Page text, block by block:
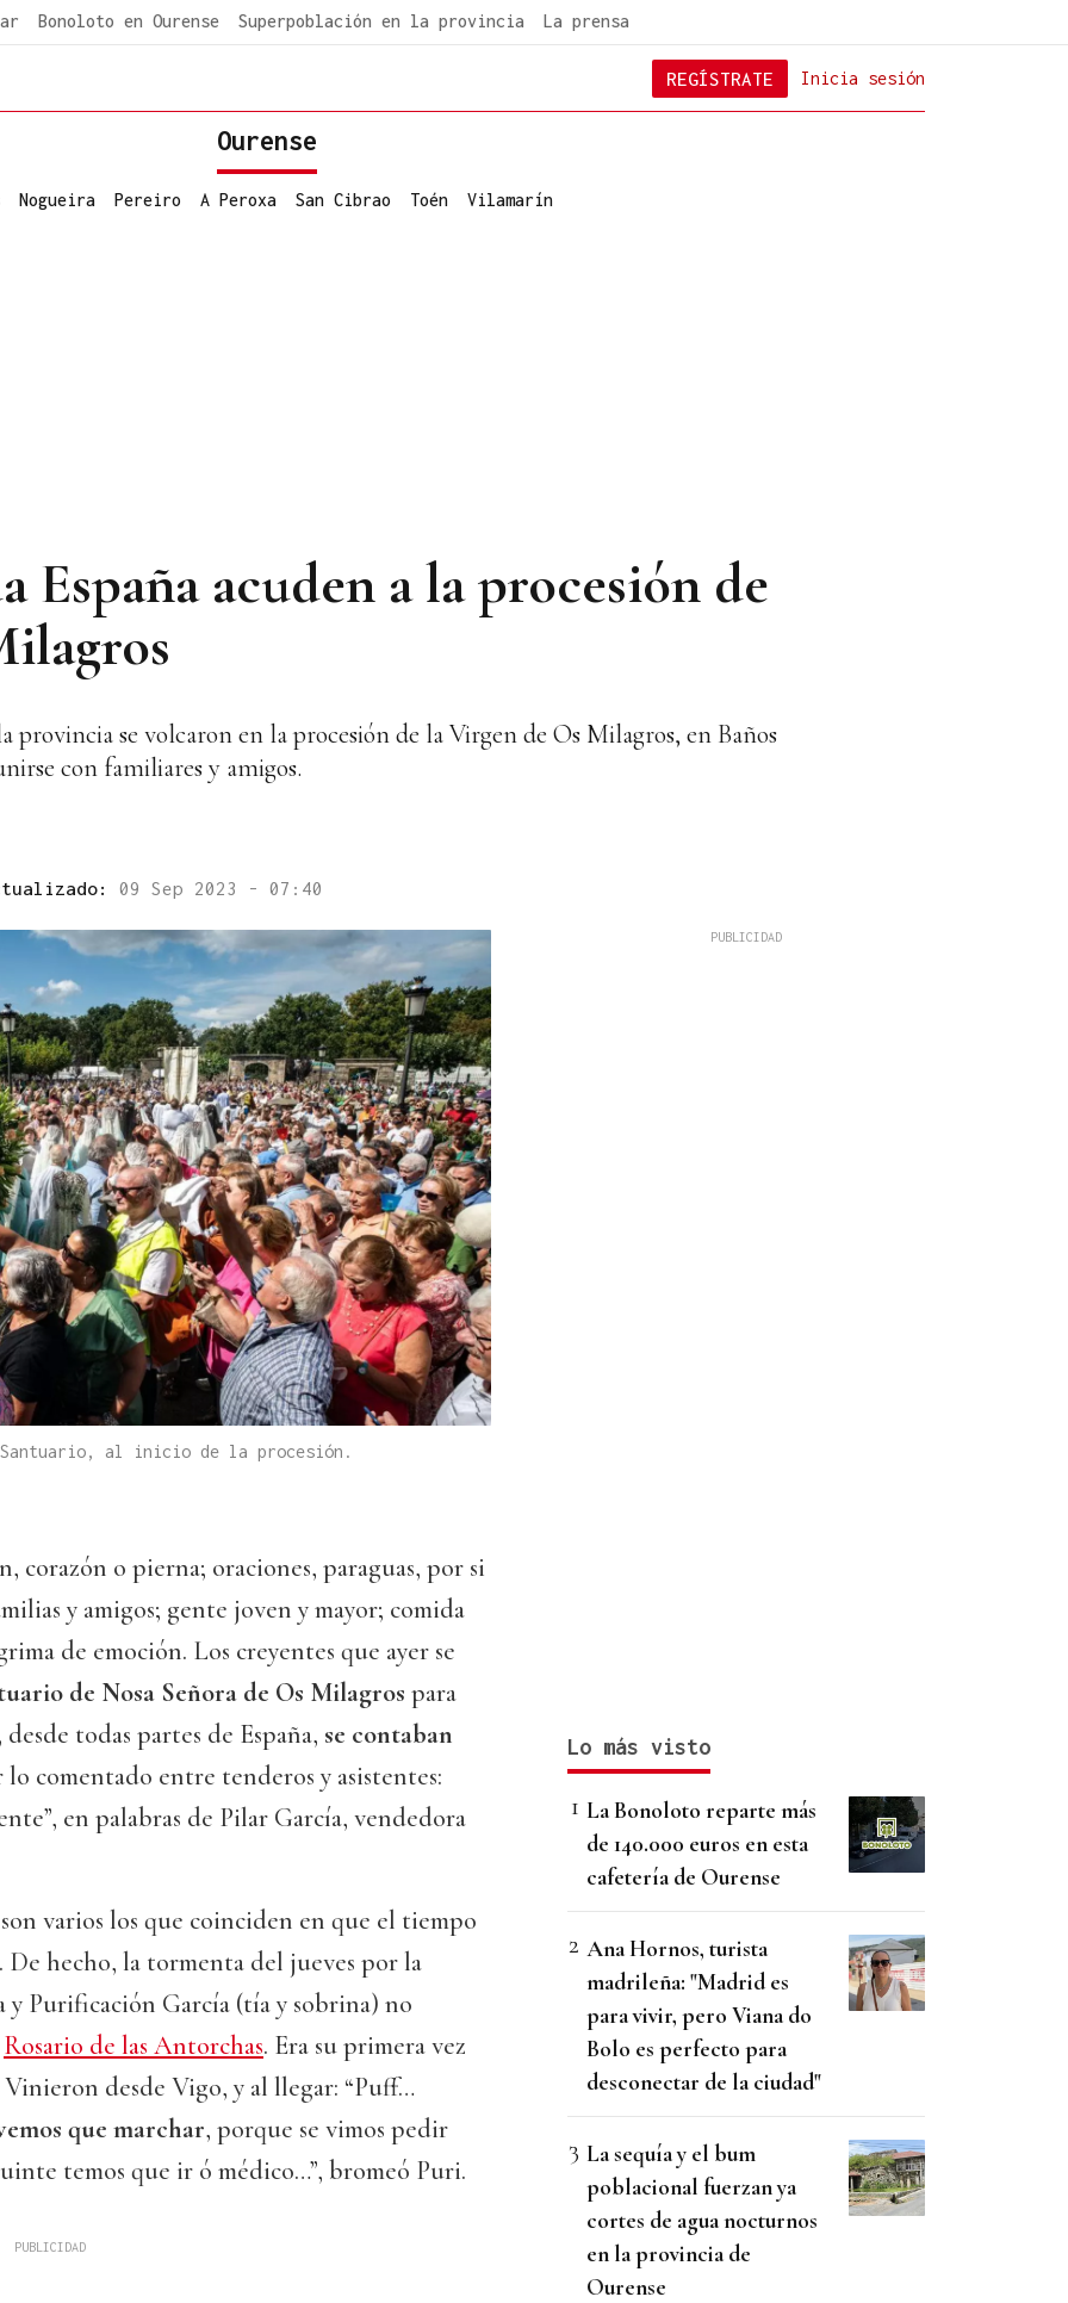
Bonoloto en Ourense Superpoblación en la provincia La prensa
Inicia sesión
REGÍSTRATE
Ourense
Nogueira Pereiro A Peroxa San Cibrao Toén Vilamarín
España acuden a la procesión de
provincia se volcaron en la procesión de la Virgen de Os Milagros, en Baños
con familiares y amigos.
09 Sep 2023 - 07:40
al inicio de la procesión.
corazón o pierna; oraciones, paraguas, por si
y amigos; gente joven y mayor; comida
de emoción. Los creyentes que ayer se
de Nosa Señora de Os Milagros para
todas partes de España, se contaban
lo comentado entre tenderos y asistentes:
en palabras de Pilar García, vendedora
varios los que coinciden en que el tiempo
De hecho, la tormenta del jueves por la
Purificación García (tía y sobrina) no
Rosario de las Antorchas. Era su primera vez
desde Vigo, y al llegar: “Puff…
que marchar, porque se vimos pedir
temos que ir ó médico…”, bromeó Puri.
Lo más visto
La Bonoloto reparte más
de 140.000 euros en esta
cafetería de Ourense
Ana Hornos, turista
madrileña: "Madrid es
para vivir, pero Viana do
Bolo es perfecto para
desconectar de la ciudad"
La sequía y el bum
poblacional fuerzan ya
cortes de agua nocturnos
en la provincia de
Ourense